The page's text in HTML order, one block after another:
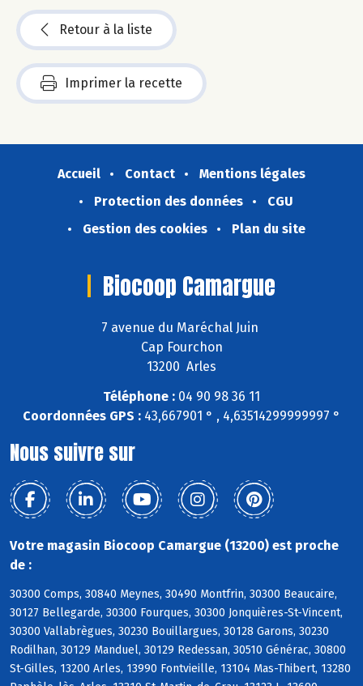
Retour à la liste
Imprimer la recette
Accueil Contact
Mentions légales
Protection des données
CGU
Gestion des cookies
Plan du site
Biocoop Camargue
7 avenue du Maréchal Juin
Cap Fourchon
13200 Arles
Téléphone : 04 90 98 36 11
Coordonnées GPS : 43,667901 ° , 4,63514299999997 °
Nous suivre sur
Votre magasin Biocoop Camargue (13200) est proche
de :
30300 Comps, 30840 Meynes, 30490 Montfrin, 30300 Beaucaire,
30127 Bellegarde, 30300 Fourques, 30300 Jonquières-St-Vincent,
30300 Vallabrègues, 30230 Bouillargues, 30128 Garons, 30230
Rodilhan, 30129 Manduel, 30129 Redessan, 30510 Générac, 30800
St-Gilles, 13200 Arles, 13990 Fontvieille, 13104 Mas-Thibert, 13280